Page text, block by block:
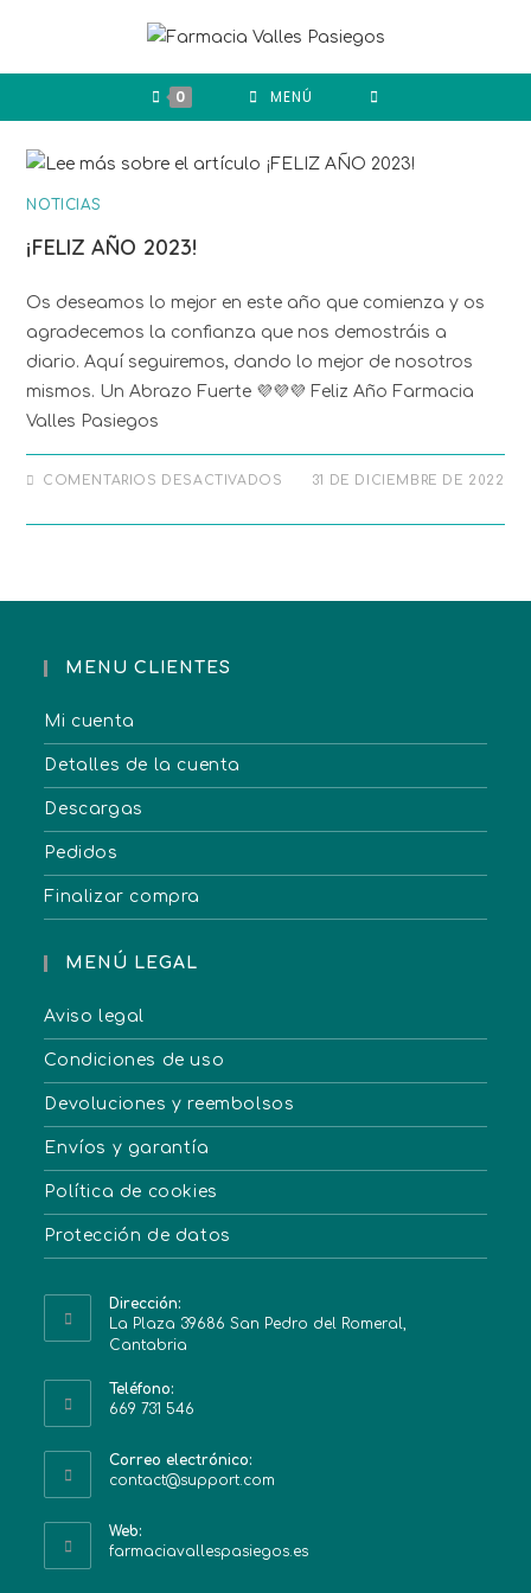
0 MENÚ
NOTICIAS
¡FELIZ AÑO 2023!
Os deseamos lo mejor en este año que comienza y os
agradecemos la confianza que nos demostráis a
diario. Aquí seguiremos, dando lo mejor de nosotros
mismos. Un Abrazo Fuerte 💜💜💜 Feliz Año Farmacia
Valles Pasiegos
COMENTARIOS DESACTIVADOS 31 DE DICIEMBRE DE 2022
MENU CLIENTES
Mi cuenta
Detalles de la cuenta
Descargas
Pedidos
Finalizar compra
MENÚ LEGAL
Aviso legal
Condiciones de uso
Devoluciones y reembolsos
Envíos y garantía
Política de cookies
Protección de datos
Dirección:
La Plaza 39686 San Pedro del Romeral,
Cantabria
Teléfono:
669 731 546
Correo electrónico:
contact@support.com
Web:
farmaciavallespasiegos.es